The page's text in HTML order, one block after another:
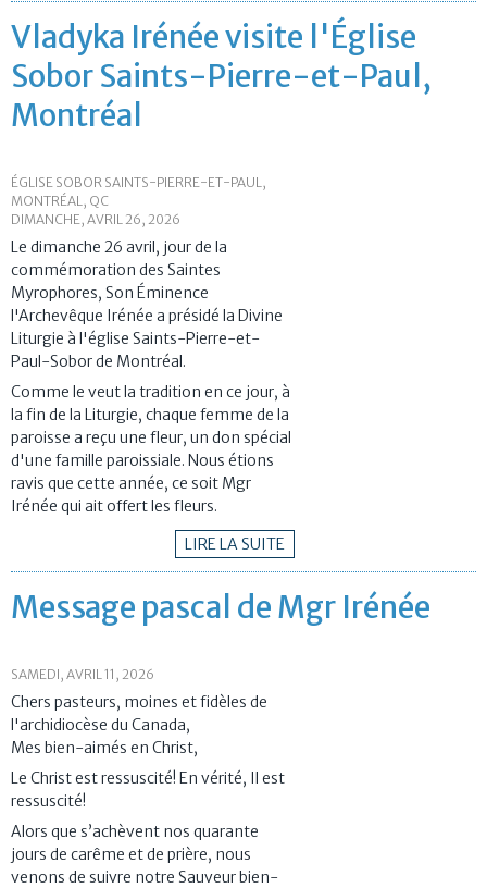
Vladyka Irénée visite l'Église
Sobor Saints-Pierre-et-Paul,
Montréal
ÉGLISE SOBOR SAINTS-PIERRE-ET-PAUL,
MONTRÉAL, QC
DIMANCHE, AVRIL 26, 2026
Le dimanche 26 avril, jour de la
commémoration des Saintes
Myrophores, Son Éminence
l'Archevêque Irénée a présidé la Divine
Liturgie à l'église Saints-Pierre-et-
Paul-Sobor de Montréal.
Comme le veut la tradition en ce jour, à
la fin de la Liturgie, chaque femme de la
paroisse a reçu une fleur, un don spécial
d'une famille paroissiale. Nous étions
ravis que cette année, ce soit Mgr
Irénée qui ait offert les fleurs.
LIRE LA SUITE
Message pascal de Mgr Irénée
SAMEDI, AVRIL 11, 2026
Chers pasteurs, moines et fidèles de
l'archidiocèse du Canada,
Mes bien-aimés en Christ,
Le Christ est ressuscité! En vérité, Il est
ressuscité!
Alors que s’achèvent nos quarante
jours de carême et de prière, nous
venons de suivre notre Sauveur bien-